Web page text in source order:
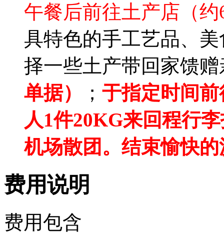
午餐后前往土产店（约
具特色的手工艺品、
择一些土产带回家馈赠
单据）
； 于指定时间
人1件20KG来回程行
机场散团。结束愉快
费用说明
费用包含